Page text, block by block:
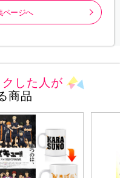
ページへ
した人が
商品